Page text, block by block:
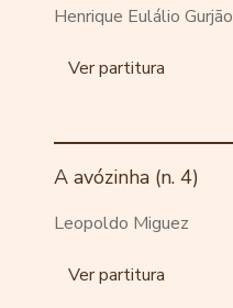
Henrique Eulálio Gurjão
Ver partitura
A avózinha (n. 4)
Leopoldo Miguez
Ver partitura